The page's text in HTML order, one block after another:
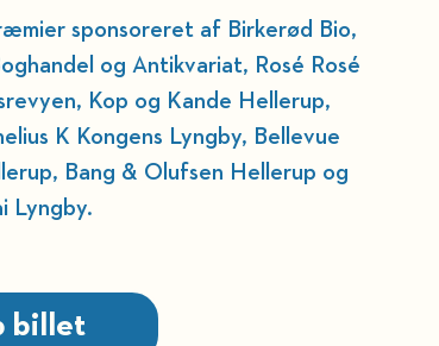
sponsoreret af Birkerød Bio,
og Antikvariat, Rosé Rosé
Kop og Kande Hellerup,
K Kongens Lyngby, Bellevue
Bang & Olufsen Hellerup og
Lyngby.
billet